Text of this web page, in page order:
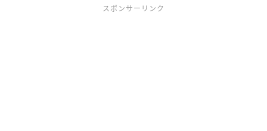
スポンサーリンク